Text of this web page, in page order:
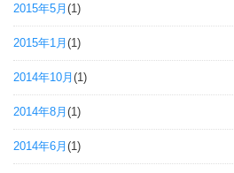
2015年5月 (1)
2015年1月 (1)
2014年10月 (1)
2014年8月 (1)
2014年6月 (1)